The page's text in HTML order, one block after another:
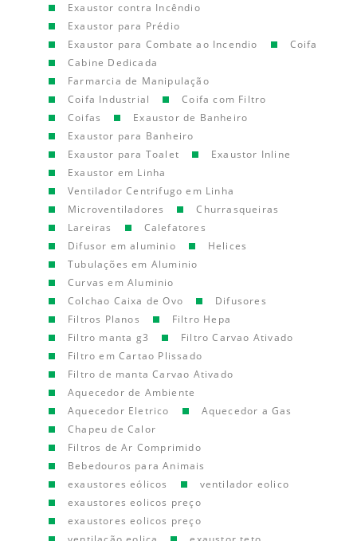
Exaustor contra Incêndio
Exaustor para Prédio
Exaustor para Combate ao Incendio
Coifa
Cabine Dedicada
Farmarcia de Manipulação
Coifa Industrial
Coifa com Filtro
Coifas
Exaustor de Banheiro
Exaustor para Banheiro
Exaustor para Toalet
Exaustor Inline
Exaustor em Linha
Ventilador Centrifugo em Linha
Microventiladores
Churrasqueiras
Lareiras
Calefatores
Difusor em aluminio
Helices
Tubulações em Aluminio
Curvas em Aluminio
Colchao Caixa de Ovo
Difusores
Filtros Planos
Filtro Hepa
Filtro manta g3
Filtro Carvao Ativado
Filtro em Cartao Plissado
Filtro de manta Carvao Ativado
Aquecedor de Ambiente
Aquecedor Eletrico
Aquecedor a Gas
Chapeu de Calor
Filtros de Ar Comprimido
Bebedouros para Animais
exaustores eólicos
ventilador eolico
exaustores eolicos preço
exaustores eolicos preço